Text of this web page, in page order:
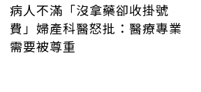
病人不滿「沒拿藥卻收掛號
費」婦產科醫怒批：醫療專業
需要被尊重